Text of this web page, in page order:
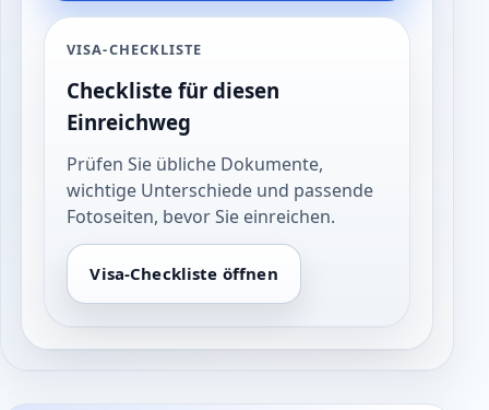
VISA-CHECKLISTE
Checkliste für diesen
Einreichweg
Prüfen Sie übliche Dokumente,
wichtige Unterschiede und passende
Fotoseiten, bevor Sie einreichen.
Visa-Checkliste öffnen